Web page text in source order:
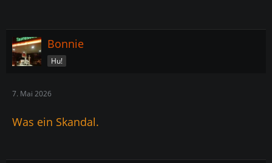
Bonnie
Hu!
7. Mai 2026
Was ein Skandal.